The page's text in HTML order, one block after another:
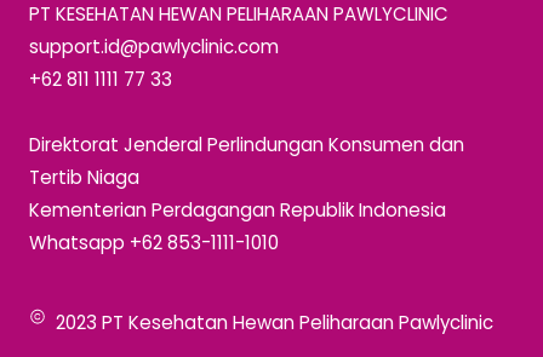
PT KESEHATAN HEWAN PELIHARAAN PAWLYCLINIC
support.id@pawlyclinic.com
+62 811 1111 77 33
Direktorat Jenderal Perlindungan Konsumen dan
Tertib Niaga
Kementerian Perdagangan Republik Indonesia
Whatsapp +62 853-1111-1010
2023 PT Kesehatan Hewan Peliharaan Pawlyclinic